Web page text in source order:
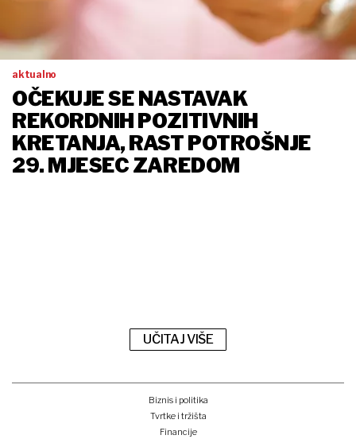
aktualno
OČEKUJE SE NASTAVAK
REKORDNIH POZITIVNIH
KRETANJA, RAST POTROŠNJE
29. MJESEC ZAREDOM
UČITAJ VIŠE
Biznis i politika
Tvrtke i tržišta
Financije